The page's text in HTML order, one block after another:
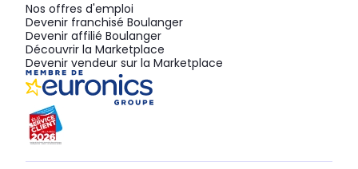
Nos offres d'emploi
Devenir franchisé Boulanger
Devenir affilié Boulanger
Découvrir la Marketplace
Devenir vendeur sur la Marketplace